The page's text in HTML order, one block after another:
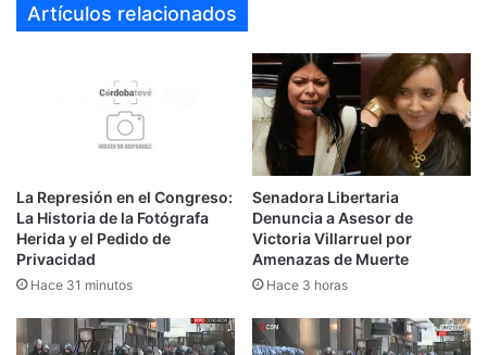
Artículos relacionados
La Represión en el Congreso:
La Historia de la Fotógrafa
Herida y el Pedido de
Privacidad
Hace 31 minutos
Senadora Libertaria
Denuncia a Asesor de
Victoria Villarruel por
Amenazas de Muerte
Hace 3 horas